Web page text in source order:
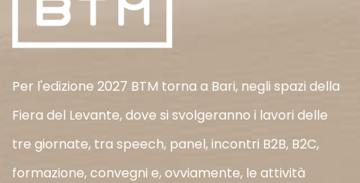
Per l'edizione 2027 BTM torna a Bari, negli spazi della
Fiera del Levante, dove si svolgeranno i lavori delle
tre giornate, tra speech, panel, incontri B2B, B2C,
formazione, convegni e, ovviamente, le attività